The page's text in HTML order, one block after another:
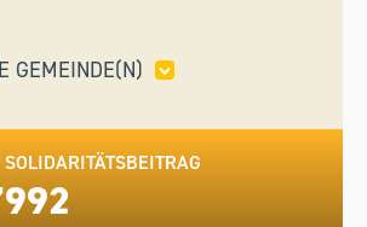
GEMEINDE(N)
DISENTIS,GIUBIASCO,
MUZZANO,POLLEGIO,
WASSERVERSORGUNG (SWG),